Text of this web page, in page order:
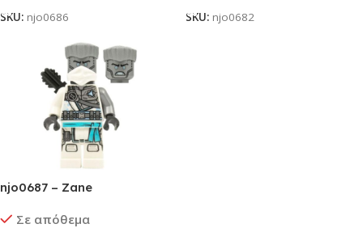
SKU: njo0686
SKU: njo0682
njo0687 – Zane
Σε απόθεμα